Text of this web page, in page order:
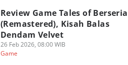
Review Game Tales of Berseria
(Remastered), Kisah Balas
Dendam Velvet
26 Feb 2026, 08:00 WIB
Game